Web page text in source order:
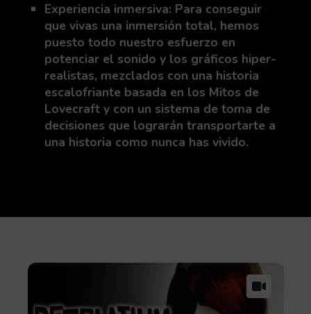
Experiencia inmersiva: Para conseguir
que vivas una inmersión total, hemos
puesto todo nuestro esfuerzo en
potenciar el sonido y los gráficos hiper-
realistas, mezclados con una historia
escalofriante basada en los Mitos de
Lovecraft y con un sistema de toma de
decisiones que lograrán transportarte a
una historia como nunca has vivido.